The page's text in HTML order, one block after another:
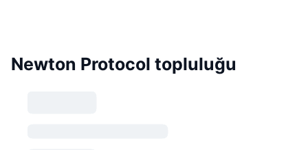
Newton Protocol topluluğu